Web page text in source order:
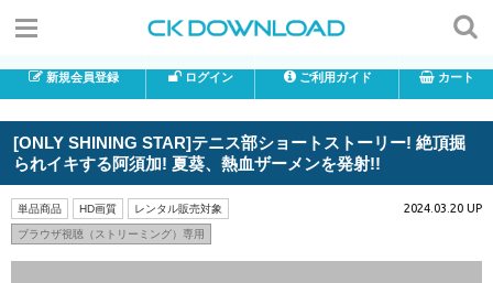
新規会員登録 ログイン ご利用ガイド カート
[ONLY SHINING STAR]テニス部ショートストーリー! 絶頂掘
られイキする阿須加! 夏葵、熱血ザーメンを発射!!
単品商品 HD画質 レンタル販売対象
ブラウザ視聴（ストリーミング）専用
2024.03.20 UP